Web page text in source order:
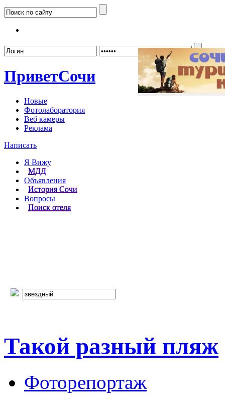
ПриветСочи
Новые
Фотолаборатория
Веб камеры
Реклама
Написать
Я Вижу
МДД
Объявления
История Сочи
Вопросы
Поиск отеля
Такой разный пляж
Фоторепортаж